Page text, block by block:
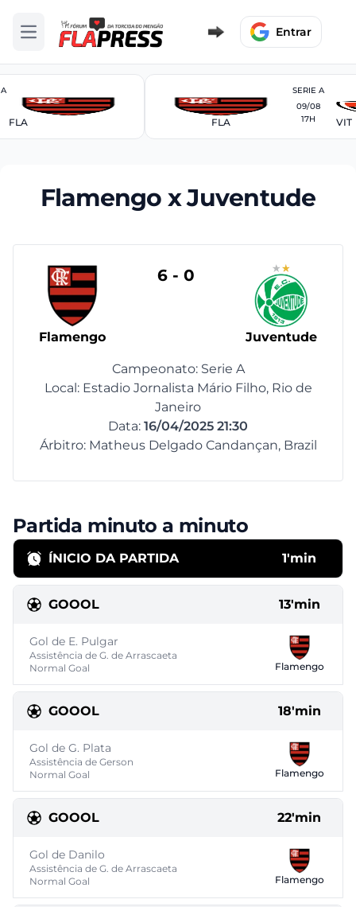
Abrir menu Entrar
FLA
SERIE A
FLA
09/08
17H
VIT
Flamengo x Juventude
Flamengo
6 - 0
Juventude
Campeonato: Serie A
Local: Estadio Jornalista Mário Filho, Rio de
Janeiro
Data: 16/04/2025 21:30
Árbitro: Matheus Delgado Candançan, Brazil
Partida minuto a minuto
ÍNICIO DA PARTIDA 1'min
GOOOL 13'min
Gol de E. Pulgar
Assistência de G. de Arrascaeta
Normal Goal
Flamengo
GOOOL 18'min
Gol de G. Plata
Assistência de Gerson
Normal Goal
Flamengo
GOOOL 22'min
Gol de Danilo
Assistência de G. de Arrascaeta
Normal Goal
Flamengo